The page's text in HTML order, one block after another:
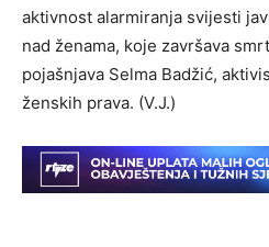
aktivnost alarmiranja svijesti
nad ženama, koje završava
pojašnjava Selma Badžić,
ženskih prava. (V.J.)